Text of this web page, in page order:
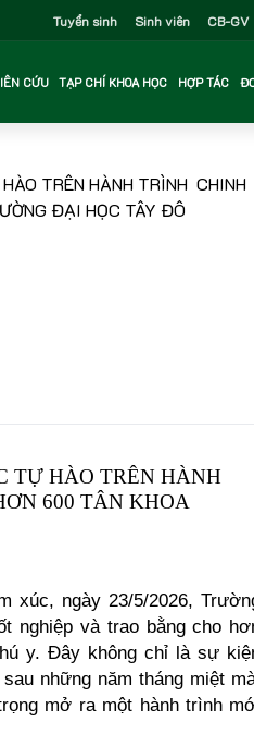
Tuyển sinh Sinh viên CB-GV
CỨU TẠP CHÍ KHOA HỌC HỢP TÁC
TRÊN HÀNH TRÌNH CHINH
ĐẠI HỌC TÂY ĐÔ
TỰ HÀO TRÊN HÀNH
600 TÂN KHOA
xúc, ngày 23/5/2026,
nghiệp và trao bằng cho
y. Đây không chỉ là sự
những năm tháng miệt
mở ra một hành trình